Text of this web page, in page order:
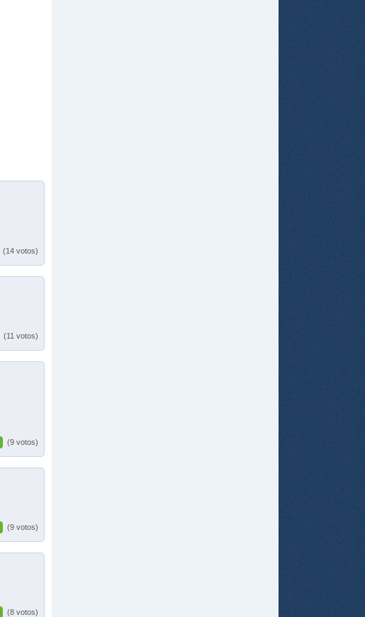
(14 votos)
(11 votos)
(9 votos)
(9 votos)
(8 votos)